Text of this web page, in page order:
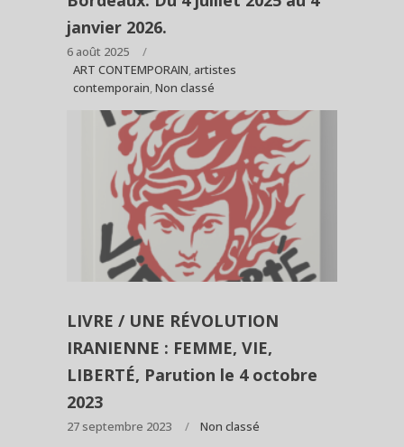
janvier 2026.
6 août 2025
ART CONTEMPORAIN, artistes
contemporain,Non classé
LIVRE / UNE RÉVOLUTION
IRANIENNE : FEMME, VIE,
LIBERTÉ, Parution le 4 octobre
2023
27 septembre 2023 Non classé